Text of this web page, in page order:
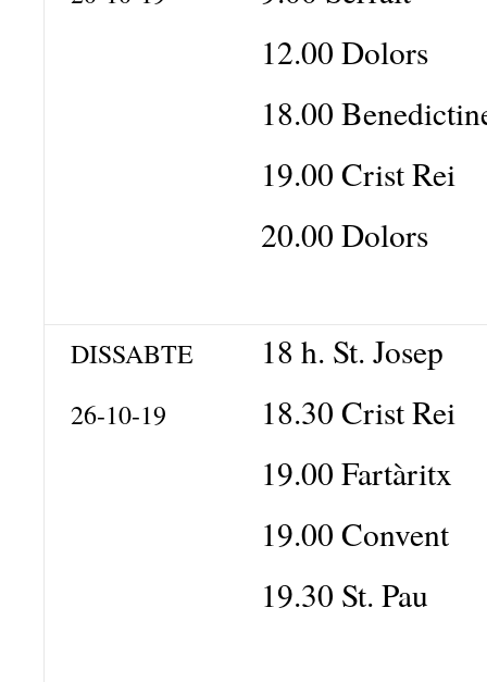
12.00 Dolors
18.00
19.00 Crist Rei
20.00 Dolors
DISSABTE
26-10-19
18 h. St. Josep
18.30 Crist Rei
19.00 Fartàritx
19.00 Convent
19.30 St. Pau